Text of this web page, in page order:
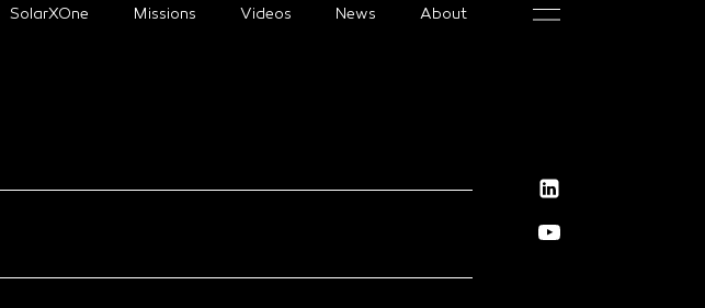
SolarXOne Missions Videos News About